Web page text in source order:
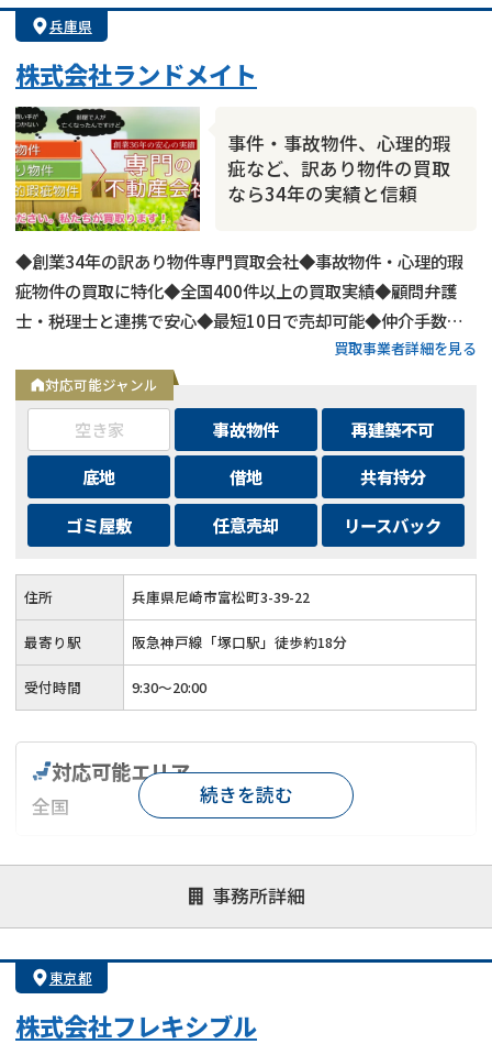
兵庫県
株式会社ランドメイト
事件・事故物件、心理的瑕
疵など、訳あり物件の買取
なら34年の実績と信頼
◆創業34年の訳あり物件専門買取会社◆事故物件・心理的瑕
疵物件の買取に特化◆全国400件以上の買取実績◆顧問弁護
士・税理士と連携で安心◆最短10日で売却可能◆仲介手数
料・諸費用も会社負担◆不要物撤去費用も無料◆リースバック
にも対応◆現地調査・査定は無料
買取事業者詳細を見る
対応可能ジャンル
空き家 事故物件
再建築不可
底地
借地
共有持分
ゴミ屋敷
任意売却 リースバック
住所 兵庫県尼崎市富松町3-39-22
最寄り駅 阪急神戸線「塚口駅」徒歩約18分
受付時間 9:30～20:00
事務所詳細
対応可能エリア
全国
対応が親身 オンライン面談可能
レスポンスが早い
1億円以上の買取可
続きを読む
東京都
株式会社フレキシブル